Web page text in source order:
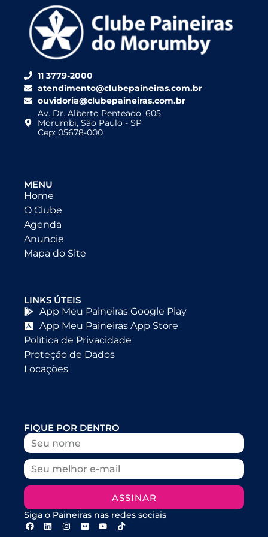
11 3779-2000
atendimento@clubepaineiras.com.br
ouvidoria@clubepaineiras.com.br
Av. Dr. Alberto Penteado, 605
Morumbi, São Paulo - SP
Cep: 05678-000
MENU
Home
O Clube
Agenda
Anuncie
Mapa do Site
LINKS ÚTEIS
App Meu Paineiras Google Play
App Meu Paineiras App Store
Política de Privacidade
Proteção de Dados
Locações
FIQUE POR DENTRO
ASSINAR
Siga o Paineiras nas redes sociais